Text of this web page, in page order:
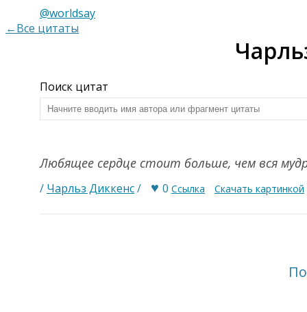
@worldsay
←Все цитаты
Поиск цитат
Любящее сердце стоит больше, чем вся
/ Чарльз Диккенс/ ♥ 0 Ссылка Скачать картинкой